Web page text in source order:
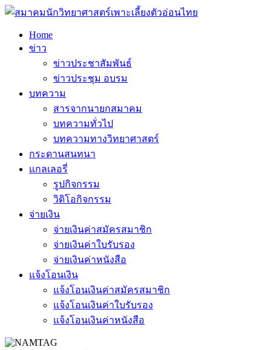
Home
ข่าว
ข่าวประชาสัมพันธ์
ข่าวประชุม อบรม
บทความ
สารจากนายกสมาคม
บทความทั่วไป
บทความทางวิทยาศาสตร์
กระดานสนทนา
แกลเลอรี่
รูปกิจกรรม
วิดิโอกิจกรรม
จ่ายเงิน
จ่ายเงินค่าสมัครสมาชิก
จ่ายเงินค่าใบรับรอง
จ่ายเงินค่าหนังสือ
แจ้งโอนเงิน
แจ้งโอนเงินค่าสมัครสมาชิก
แจ้งโอนเงินค่าใบรับรอง
แจ้งโอนเงินค่าหนังสือ